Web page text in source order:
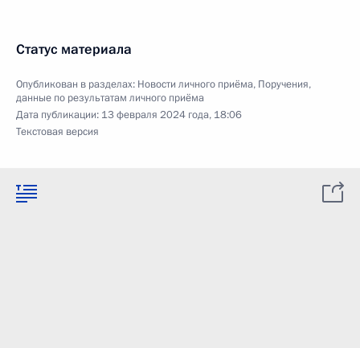
Статус материала
Опубликован в разделах: Новости личного приёма, Поручения,
данные по результатам личного приёма
Дата публикации: 13 февраля 2024 года, 18:06
Текстовая версия